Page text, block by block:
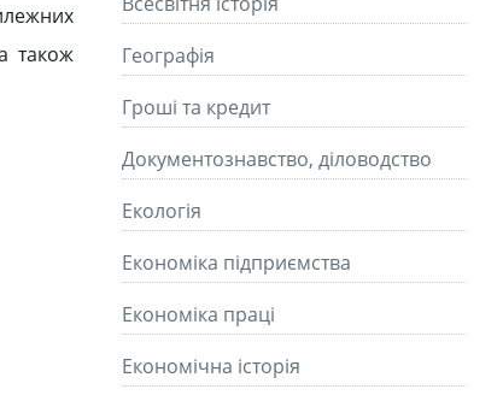
також
Географія
Гроші та кредит
Документознавство, діловодство
Екологія
Економіка підприємства
Економіка праці
Економічна історія